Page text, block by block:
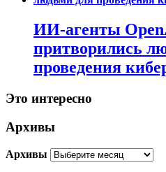
ИИ-агенты
притворились
проведения
Это интересно
Архивы
Архивы